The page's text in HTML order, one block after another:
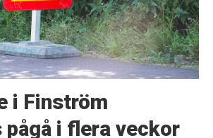
i Finström
i flera veckor